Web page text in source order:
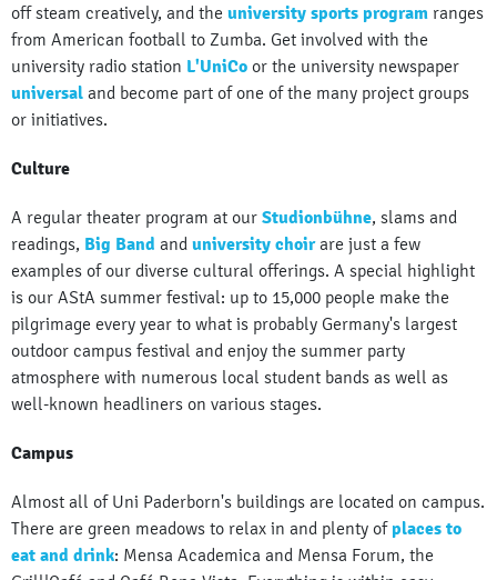
off steam creatively, and the university sports program ranges
from American football to Zumba. Get involved with the
university radio station L'UniCo or the university newspaper
universal and become part of one of the many project groups
or initiatives.
Culture
A regular theater program at our Studionbühne, slams and
readings, Big Band and university choirare just a few
examples of our diverse cultural offerings. A special highlight
is our AStA summer festival: up to 15,000 people make the
pilgrimage every year to what is probably Germany's largest
outdoor campus festival and enjoy the summer party
atmosphere with numerous local student bands as well as
well-known headliners on various stages.
Campus
Almost all of Uni Paderborn's buildings are located on campus.
There are green meadows to relax in and plenty of places to
eat and drink: Mensa Academica and Mensa Forum, the